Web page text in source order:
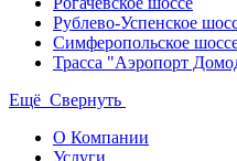
Рублево-Успенское
Симферопольское
Трасса "Аэропорт
Ещё Свернуть
О Компании